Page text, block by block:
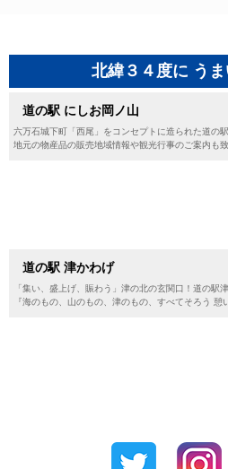
北緯３４度に う
道の駅 にしお岡ノ山
六万石城下町「西尾」をコンセプトに造られた道の駅
地元の物産品の販売地域情報や観光行事のご案内も致
道の駅 津かわげ
「集い、盛上げ、賑わう」津の北の玄関口！道の駅津
『海のもの、山のもの、津のもの、すべてそろう 憩